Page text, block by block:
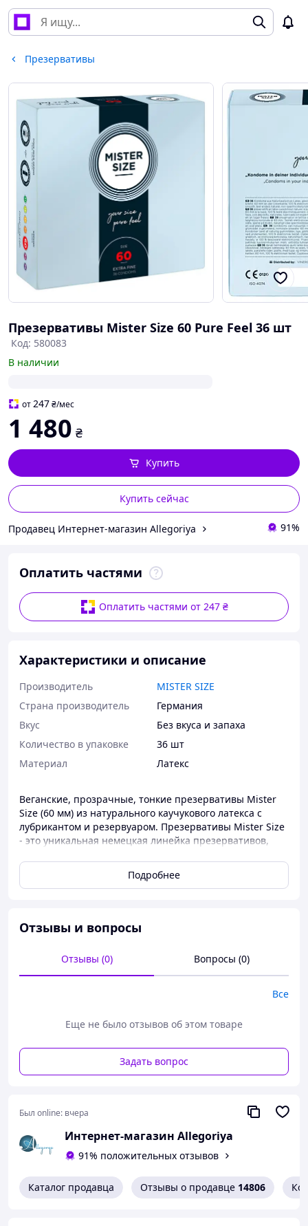
Презервативы
Презервативы Mister Size 60 Pure Feel 36 шт
Код: 580083
В наличии
от247₴/мес
1 480 ₴
Купить сейчас
Купить
Продавец Интернет-магазин Allegoriya 91%
Оплатить частями
Оплатить частями от 247 ₴
Характеристики и описание
Производитель
MISTER SIZE
Страна производитель
Германия
Вкус
Без вкуса и запаха
Количество в упаковке
36 шт
Материал
Латекс
Веганские, прозрачные, тонкие презервативы Mister
Size (60 мм) из натурального каучукового латекса с
лубрикантом и резервуаром. Презервативы Mister Size
- это уникальная немецкая линейка презервативов,
прекрасно подойдут каждому. Правильный подбор
обеспечивает не только наилучшие ощущения, но и
Идеальная посадка для чувствительного секса. Плотное
и надежное прилегание. Толщина стенок всего 0,05 мм
изготовлены из натурального каучукового латекса.
Номинальная ширина: 60 мм. 36 шт в упаковке.
Подробнее
Отзывы и вопросы
Отзывы (0) Вопросы (0)
Все
Еще не было отзывов об этом товаре
Задать вопрос
Был online: вчера
Интернет-магазин Allegoriya
91% положительных отзывов
Каталог продавца Отзывы о продавце 14806